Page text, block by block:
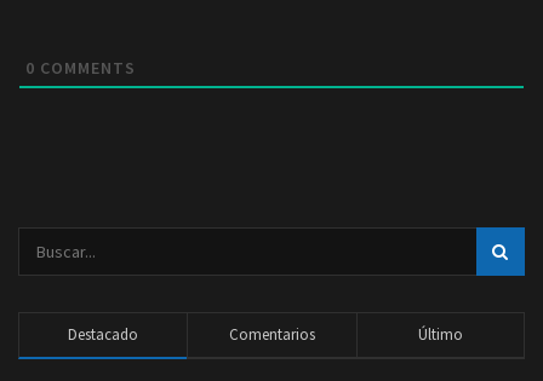
0 COMMENTS
Destacado Comentarios Último